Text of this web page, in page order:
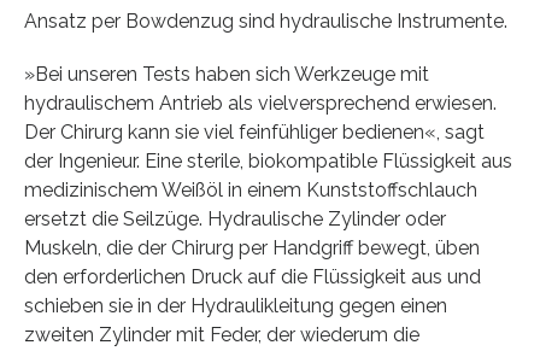
Ansatz per Bowdenzug sind hydraulische Instrumente.
»Bei unseren Tests haben sich Werkzeuge mit
hydraulischem Antrieb als vielversprechend erwiesen.
Der Chirurg kann sie viel feinfühliger bedienen«, sagt
der Ingenieur. Eine sterile, biokompatible Flüssigkeit aus
medizinischem Weißöl in einem Kunststoffschlauch
ersetzt die Seilzüge. Hydraulische Zylinder oder
Muskeln, die der Chirurg per Handgriff bewegt, üben
den erforderlichen Druck auf die Flüssigkeit aus und
schieben sie in der Hydraulikleitung gegen einen
zweiten Zylinder mit Feder, der wiederum die